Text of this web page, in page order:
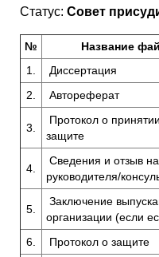
Статус: Совет
№ Название
1.
Диссертация
2.
Автореферат
3.
Протокол о
защите
4.
Сведения и отзыв
руководителя/
5.
Заключение
организации (если
6.
Протокол о защите